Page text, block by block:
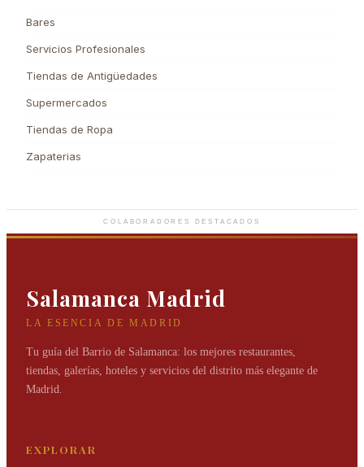
Bares
Servicios Profesionales
Tiendas de Antigüedades
Supermercados
Tiendas de Ropa
Zapaterias
Joyas de elegancia infinita que marcan el tiempo.
COLABORADORES DESTACADOS
Salamanca Madrid
LA ESENCIA DE MADRID
Tu guía del Barrio de Salamanca: los mejores restaurantes,
tiendas, galerías, hoteles y servicios del distrito más elegante de
Madrid.
EXPLORAR